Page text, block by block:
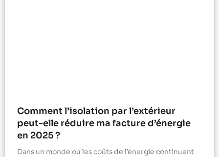
Comment l’isolation par l’extérieur
peut-elle réduire ma facture d’énergie
en 2025 ?
Dans un monde où les coûts de l’énergie continuent